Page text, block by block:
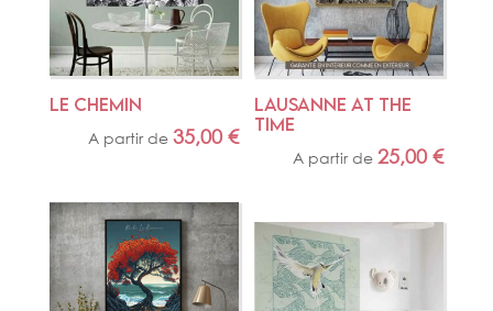
LE CHEMIN
A partir de 35,00 €
LAUSANNE AT THE
TIME
A partir de25,00€